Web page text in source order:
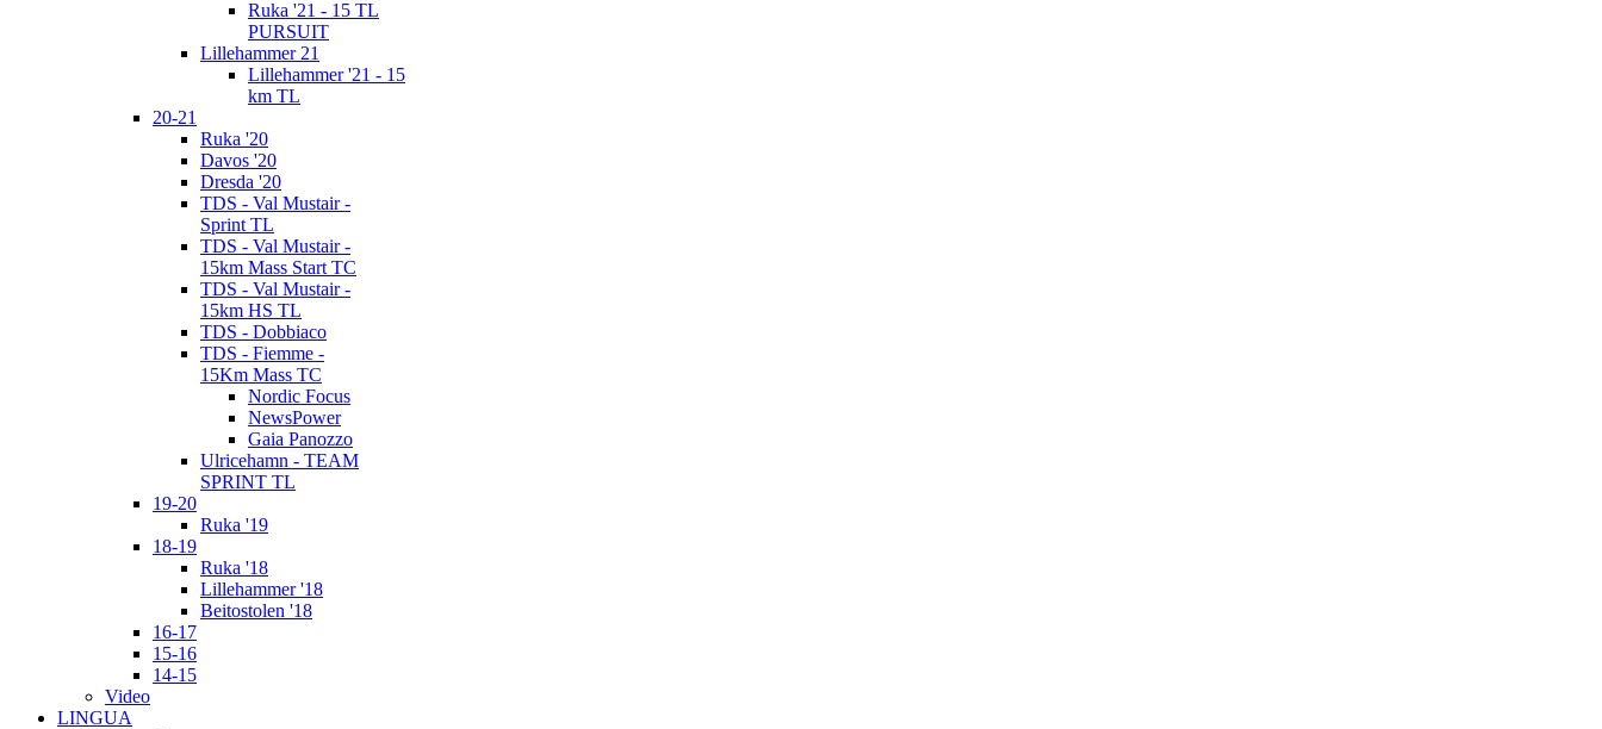
Ruka '21 - 15 TL
PURSUIT
Lillehammer 21
Lillehammer '21 - 15
km TL
20-21
Ruka '20
Davos '20
Dresda '20
TDS - Val Mustair -
Sprint TL
TDS - Val Mustair -
15km Mass Start TC
TDS - Val Mustair -
15km HS TL
TDS - Dobbiaco
TDS - Fiemme -
15Km Mass TC
Nordic Focus
NewsPower
Gaia Panozzo
Ulricehamn - TEAM
SPRINT TL
19-20
Ruka '19
18-19
Ruka '18
Lillehammer '18
Beitostolen '18
16-17
15-16
14-15
Video
LINGUA